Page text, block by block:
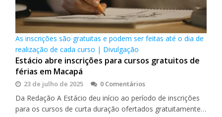
As inscrições são gratuitas e podem ser feitas até o dia de
realização de cada curso | Divulgação
Estácio abre inscrições para cursos gratuitos de
férias em Macapá
23 de julho de 2025 0 Comentários
Da Redação A Estácio deu início ao período de inscrições
para os cursos de curta duração ofertados gratuitamente…